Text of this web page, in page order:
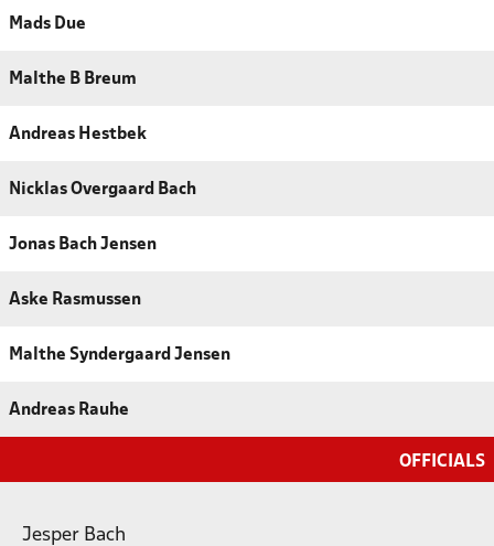
Mads Due
Malthe B Breum
Andreas Hestbek
Nicklas Overgaard Bach
Jonas Bach Jensen
Aske Rasmussen
Malthe Syndergaard Jensen
Andreas Rauhe
OFFICIALS
Jesper Bach